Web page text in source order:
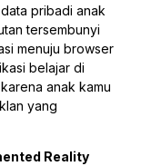
pribadi anak
tersembunyi
menuju browser
belajar di
anak kamu
yang
Reality